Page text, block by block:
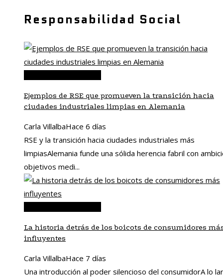
Responsabilidad Social
Ejemplos de RSE que promueven la transición hacia
ciudades industriales limpias en Alemania
Carla VillalbaHace 6 días
RSE y la transición hacia ciudades industriales más
limpiasAlemania funde una sólida herencia fabril con
objetivos medi...
La historia detrás de los boicots de consumidores
influyentes
Carla VillalbaHace 7 días
Una introducción al poder silencioso del consumidorA lo